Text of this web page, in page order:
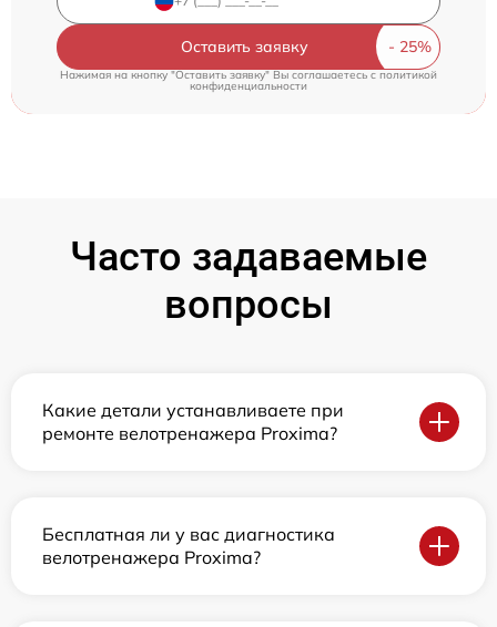
Оставить заявку
Нажимая на кнопку "Оставить заявку" Вы соглашаетесь cполитикой
конфиденциальности
Часто задаваемые
вопросы
Какие детали устанавливаете при
ремонте велотренажера Proxima?
Бесплатная ли у вас диагностика
велотренажера Proxima?